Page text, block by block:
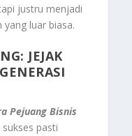
justru menjadi
luar biasa.
JEJAK
Pejuang Bisnis
pasti